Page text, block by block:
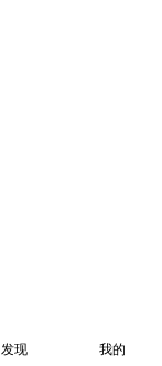
发现 我的